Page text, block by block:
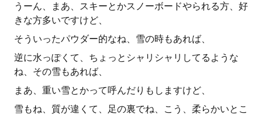
うーん、まあ、スキーとかスノーボードやられる方、好
きな方多いですけど、
そういったパウダー的なね、雪の時もあれば、
逆に水っぽくて、ちょっとシャリシャリしてるような
ね、その雪もあれば、
まあ、重い雪とかって呼んだりもしますけど、
雪もね、質が違くて、足の裏でね、こう、柔らかいとこ